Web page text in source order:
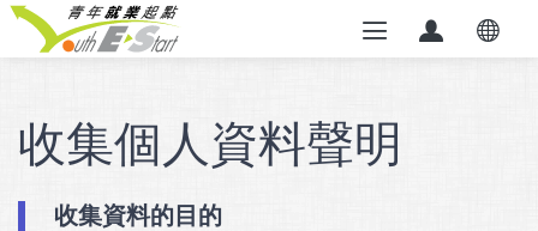
收集個人資料聲明
收集資料的目的